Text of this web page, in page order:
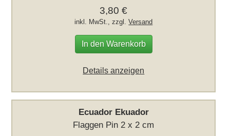
3,80 €
inkl. MwSt., zzgl.Versand
In den Warenkorb
Details anzeigen
Ecuador Ekuador
Flaggen Pin 2 x 2 cm